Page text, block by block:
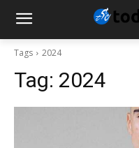
Tags 2024
Tag: 2024